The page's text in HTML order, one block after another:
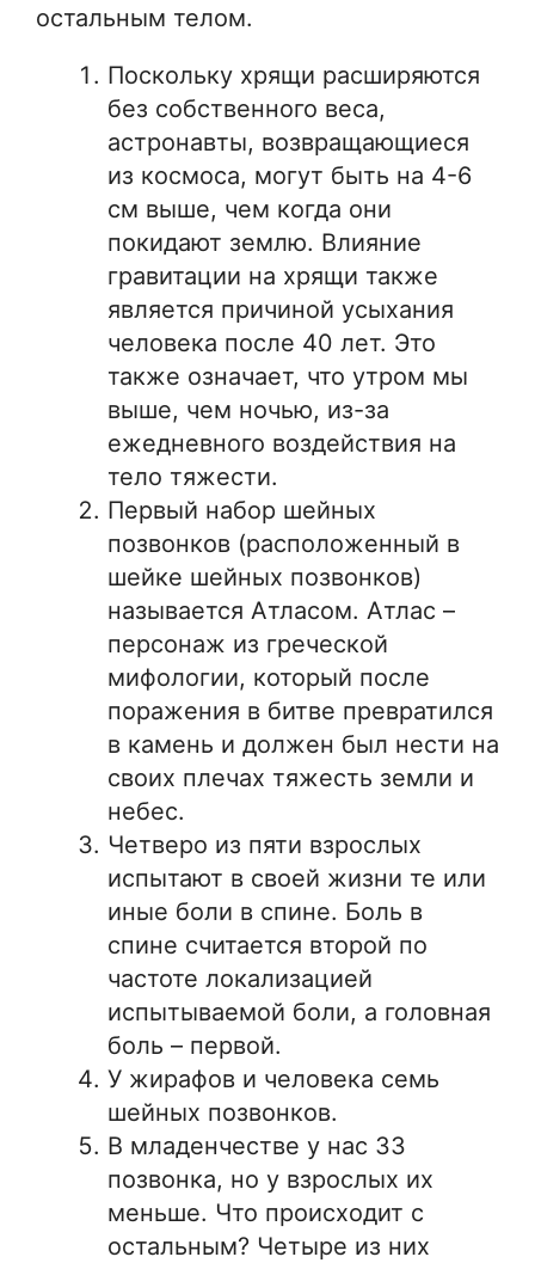
остальным телом.
Поскольку хрящи расширяются
без собственного веса,
астронавты, возвращающиеся
из космоса, могут быть на 4-6
см выше, чем когда они
покидают землю. Влияние
гравитации на хрящи также
является причиной усыхания
человека после 40 лет. Это
также означает, что утром мы
выше, чем ночью, из-за
ежедневного воздействия на
тело тяжести.
Первый набор шейных
позвонков (расположенный в
шейке шейных позвонков)
называется Атласом. Атлас –
персонаж из греческой
мифологии, который после
поражения в битве превратился
в камень и должен был нести на
своих плечах тяжесть земли и
небес.
Четверо из пяти взрослых
испытают в своей жизни те или
иные боли в спине. Боль в
спине считается второй по
частоте локализацией
испытываемой боли, а головная
боль – первой.
У жирафов и человека семь
шейных позвонков.
В младенчестве у нас 33
позвонка, но у взрослых их
меньше. Что происходит с
остальным? Четыре из них